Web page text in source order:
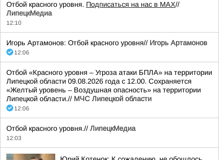
Отбой красного уровня. Подписаться на нас в МАХ//
ЛипецкМедиа
12:10
Игорь Артамонов: Отбой красного уровня// Игорь Артамонов
12:06
Отбой «Красного уровня – Угроза атаки БПЛА» на территории
Липецкой области 09.08.2026 года с 12.00. Сохраняется
«Желтый уровень – Воздушная опасность» на территории
Липецкой области.// МЧС Липецкой области
12:06
Отбой красного уровня.// ЛипецкМедиа
12:03